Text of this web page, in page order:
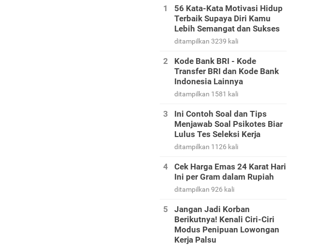
56 Kata-Kata Motivasi Hidup
Terbaik Supaya Diri Kamu
Lebih Semangat dan Sukses
ditampilkan 3239 kali
Kode Bank BRI - Kode
Transfer BRI dan Kode Bank
Indonesia Lainnya
ditampilkan 1581 kali
Ini Contoh Soal dan Tips
Menjawab Soal Psikotes Biar
Lulus Tes Seleksi Kerja
ditampilkan 1126 kali
Cek Harga Emas 24 Karat Hari
Ini per Gram dalam Rupiah
ditampilkan 926 kali
Jangan Jadi Korban
Berikutnya! Kenali Ciri-Ciri
Modus Penipuan Lowongan
Kerja Palsu